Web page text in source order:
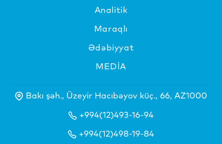
Analitik
Maraqlı
Ədəbiyyat
MEDİA
Bakı şəh., Üzeyir Hacıbəyov küç., 66, AZ1000
+994(12)493-16-94
+994(12)498-19-84